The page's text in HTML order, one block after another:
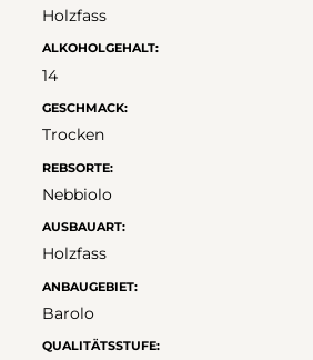
Holzfass
ALKOHOLGEHALT:
14
GESCHMACK:
Trocken
REBSORTE:
Nebbiolo
AUSBAUART:
Holzfass
ANBAUGEBIET:
Barolo
QUALITÄTSSTUFE: